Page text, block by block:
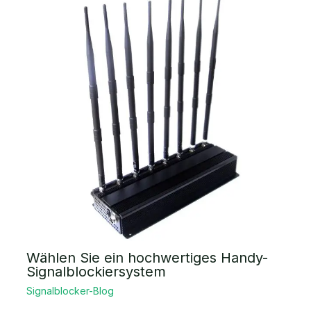
Wählen Sie ein hochwertiges Handy-
Signalblockiersystem
Signalblocker-Blog